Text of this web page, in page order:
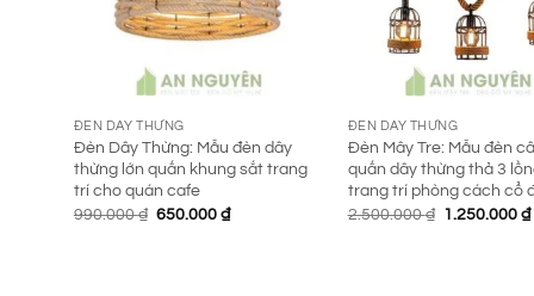
ĐÈN DÂY THỪNG
Đèn Dây Thừng: Mẫu đèn dây
thừng lớn quấn khung sắt trang
trí cho quán cafe
990.000₫ Giá
650.000₫Giá
ĐÈN DÂY THỪNG
Đèn Mây Tre: Mẫu đèn
quấn dây thừng thả 3
trang trí phòng cách cổ
2.500.000₫ Giá
1.250.000 ₫